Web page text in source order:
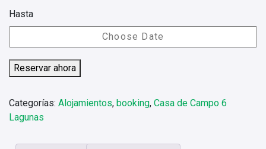
Hasta
Reservar ahora
Categorías: Alojamientos, booking, Casa de Campo 6
Lagunas